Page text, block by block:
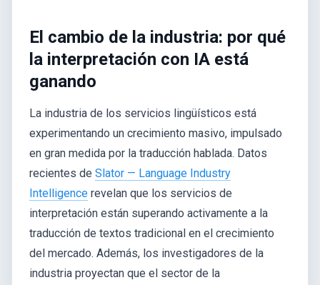
El cambio de la industria: por qué
la interpretación con IA está
ganando
La industria de los servicios lingüísticos está
experimentando un crecimiento masivo, impulsado
en gran medida por la traducción hablada. Datos
recientes de Slator — Language Industry
Intelligence revelan que los servicios de
interpretación están superando activamente a la
traducción de textos tradicional en el crecimiento
del mercado. Además, los investigadores de la
industria proyectan que el sector de la